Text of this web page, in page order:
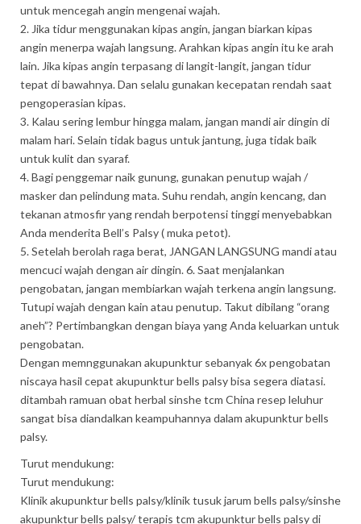
untuk mencegah angin mengenai wajah.
2. Jika tidur menggunakan kipas angin, jangan biarkan kipas
angin menerpa wajah langsung. Arahkan kipas angin itu ke arah
lain. Jika kipas angin terpasang di langit-langit, jangan tidur
tepat di bawahnya. Dan selalu gunakan kecepatan rendah saat
pengoperasian kipas.
3. Kalau sering lembur hingga malam, jangan mandi air dingin di
malam hari. Selain tidak bagus untuk jantung, juga tidak baik
untuk kulit dan syaraf.
4. Bagi penggemar naik gunung, gunakan penutup wajah /
masker dan pelindung mata. Suhu rendah, angin kencang, dan
tekanan atmosfir yang rendah berpotensi tinggi menyebabkan
Anda menderita Bell’s Palsy ( muka petot).
5. Setelah berolah raga berat, JANGAN LANGSUNG mandi atau
mencuci wajah dengan air dingin. 6. Saat menjalankan
pengobatan, jangan membiarkan wajah terkena angin langsung.
Tutupi wajah dengan kain atau penutup. Takut dibilang “orang
aneh”? Pertimbangkan dengan biaya yang Anda keluarkan untuk
pengobatan.
Dengan memnggunakan akupunktur sebanyak 6x pengobatan
niscaya hasil cepat akupunktur bells palsy bisa segera diatasi.
ditambah ramuan obat herbal sinshe tcm China resep leluhur
sangat bisa diandalkan keampuhannya dalam akupunktur bells
palsy.
Turut mendukung:
Turut mendukung:
Klinik akupunktur bells palsy/klinik tusuk jarum bells palsy/sinshe
akupunktur bells palsy/ terapis tcm akupunktur bells palsy di